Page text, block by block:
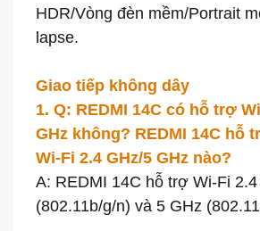
HDR/Vòng đèn mềm/Portrait
lapse.
Giao tiếp không dây
1. Q: REDMI 14C có hỗ trợ
GHz không? REDMI 14C hỗ
Wi-Fi 2.4 GHz/5 GHz nào?
A: REDMI 14C hỗ trợ Wi-Fi
(802.11b/g/n) và 5 GHz